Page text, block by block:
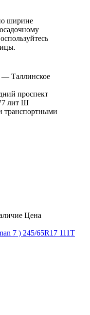
ширине
— Таллинское
проспект
лит Ш
транспортными
Цена
7 ) 245/65R17 111T